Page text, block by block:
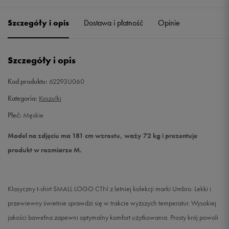
M Powiadom o dostępności
XXL Powiadom o dostępności
Szczegóły i opis Dostawa i płatność Opinie
Szczegóły i opis
Kod produktu: 62293U060
Kategoria: Koszulki
Płeć: Męskie
Model na zdjęciu ma 181 cm wzrostu, waży 72 kg i prezentuje
produkt w rozmiarze M.
Klasyczny t-shirt SMALL LOGO CTN z letniej kolekcji marki Umbro. Lekki i
przewiewny świetnie sprawdzi się w trakcie wyższych temperatur. Wysokiej
jakości bawełna zapewni optymalny komfort użytkowania. Prosty krój powoli